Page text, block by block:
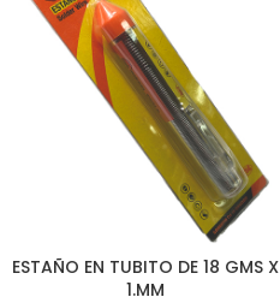
ESTAÑO EN TUBITO DE 18 GMS X
1.MM